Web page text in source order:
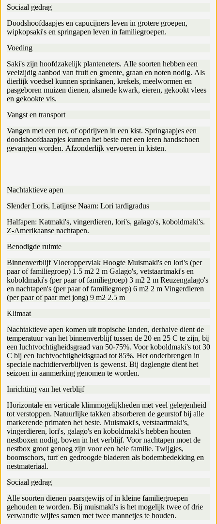
Sociaal gedrag
Doodshoofdaapjes en capucijners leven in grotere groepen,
wipkopsaki's en springapen leven in familiegroepen.
Voeding
Saki's zijn hoofdzakelijk planteneters. Alle soorten hebben een
veelzijdig aanbod van fruit en groente, graan en noten nodig. Als
dierlijk voedsel kunnen sprinkanen, krekels, meelwormen en
pasgeboren muizen dienen, alsmede kwark, eieren, gekookt vlees
en gekookte vis.
Vangst en transport
Vangen met een net, of opdrijven in een kist. Springaapjes een
doodshoofdaaapjes kunnen het beste met een leren handschoen
gevangen worden. Afzonderlijk vervoeren in kisten.
Nachtaktieve apen
Slender Loris, Latijnse Naam: Lori tardigradus
Halfapen: Katmaki's, vingerdieren, lori's, galago's, koboldmaki's.
Z-Amerikaanse nachtapen.
Benodigde ruimte
Binnenverblijf Vloeroppervlak Hoogte Muismaki's en lori's (per
paar of familiegroep) 1.5 m2 2 m Galago's, vetstaartmaki's en
koboldmaki's (per paar of familiegroep) 3 m2 2 m Reuzengalago's
en nachtapen's (per paar of familiegroep) 6 m2 2 m Vingerdieren
(per paar of paar met jong) 9 m2 2.5 m
Klimaat
Nachtaktieve apen komen uit tropische landen, derhalve dient de
temperatuur van het binnenverblijf tussen de 20 en 25 C te zijn, bij
een luchtvochtigheidsgraad van 50-75%. Voor koboldmaki's tot 30
C bij een luchtvochtigheidsgraad tot 85%. Het onderbrengen in
speciale nachtdierverblijven is gewenst. Bij daglengte dient het
seizoen in aanmerking genomen te worden.
Inrichting van het verblijf
Horizontale en verticale klimmogelijkheden met veel gelegenheid
tot verstoppen. Natuurlijke takken absorberen de geurstof bij alle
markerende primaten het beste. Muismaki's, vetstaartmaki's,
vingerdieren, lori's, galago's en koboldmaki's hebben houten
nestboxen nodig, boven in het verblijf. Voor nachtapen moet de
nestbox groot genoeg zijn voor een hele familie. Twijgjes,
boomschors, turf en gedroogde bladeren als bodembedekking en
nestmateriaal.
Sociaal gedrag
Alle soorten dienen paarsgewijs of in kleine familiegroepen
gehouden te worden. Bij muismaki's is het mogelijk twee of drie
verwandte wijfes samen met twee mannetjes te houden.